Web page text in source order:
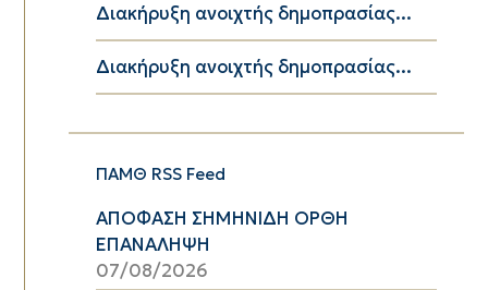
Διακήρυξη ανοιχτής δημοπρασίας...
Διακήρυξη ανοιχτής δημοπρασίας...
ΠΑΜΘ RSS Feed
ΑΠΟΦΑΣΗ ΣΗΜΗΝΙΔΗ ΟΡΘΗ
ΕΠΑΝΑΛΗΨΗ
07/08/2026